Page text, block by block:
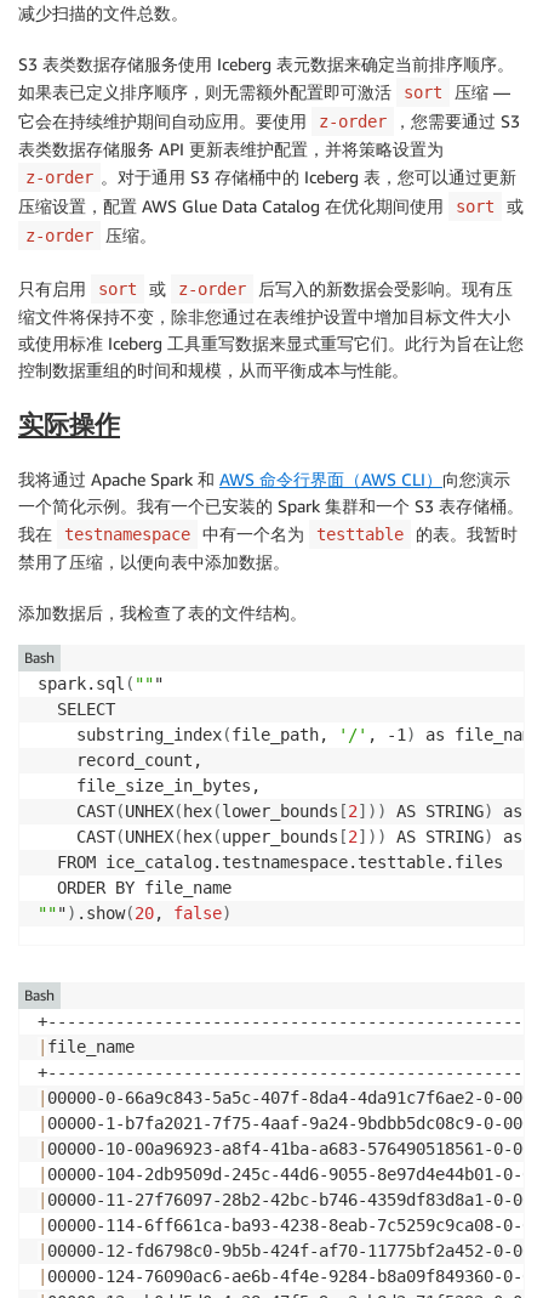
减少扫描的文件总数。
S3 表类数据存储服务使用 Iceberg 表元数据来确定当前排序顺序。
如果表已定义排序顺序，则无需额外配置即可激活
sort
压缩 —
它会在持续维护期间自动应用。要使用
z-order
，您需要通过 S3
表类数据存储服务 API 更新表维护配置，并将策略设置为
z-order 。对于通用 S3 存储桶中的 Iceberg 表，您可以通过更新
压缩设置，配置 AWS Glue Data Catalog 在优化期间使用
sort 或
z-order 压缩。
只有启用 sort 或 z-order
后写入的新数据会受影响。现有压
缩文件将保持不变，除非您通过在表维护设置中增加目标文件大小
或使用标准 Iceberg 工具重写数据来显式重写它们。此行为旨在让您
控制数据重组的时间和规模，从而平衡成本与性能。
实际操作
我将通过 Apache Spark 和 AWS 命令行界面（AWS CLI） 向您演示
一个简化示例。我有一个已安装的 Spark 集群和一个 S3 表存储桶。
我在
testnamespace 中有一个名为 testtable
的表。我暂时
禁用了压缩，以便向表中添加数据。
添加数据后，我检查了表的文件结构。
spark.sql ( """
  SELECT
    substring_index
(file_path, '/' , -1 )
as
    record_count,
    file_size_in_bytes,
    CAST
(UNHEX( hex(lower_bounds [2] )) AS STRING)
as
    CAST
(UNHEX( hex(upper_bounds [2] )) AS STRING)
as
  FROM ice_catalog.testnamespace.testtable.files
""") .show(20, false)
Bash
00000-0-66a9c843-5a5c-407f-8da4-4da91c7f6ae2-0-
00000-1-b7fa2021-7f75-4aaf-9a24-9bdbb5dc08c9-0-
00000-10-00a96923-a8f4-41ba-a683-576490518561-0-
00000-104-2db9509d-245c-44d6-9055-8e97d4e44b01-0-
00000-11-27f76097-28b2-42bc-b746-4359df83d8a1-0-
00000-114-6ff661ca-ba93-4238-8eab-7c5259c9ca08-0-
00000-12-fd6798c0-9b5b-424f-af70-11775bf2a452-0-
00000-124-76090ac6-ae6b-4f4e-9284-b8a09f849360-0-
Bash